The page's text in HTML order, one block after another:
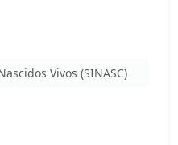
Vivos (SINASC)